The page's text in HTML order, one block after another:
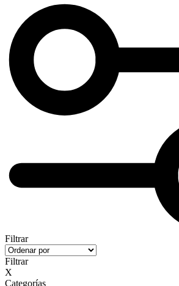
Filtrar
Filtrar
X
Categorías